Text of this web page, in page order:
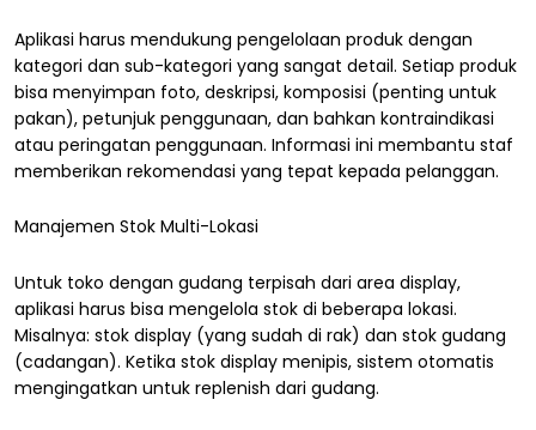
Aplikasi harus mendukung pengelolaan produk dengan
kategori dan sub-kategori yang sangat detail. Setiap produk
bisa menyimpan foto, deskripsi, komposisi (penting untuk
pakan), petunjuk penggunaan, dan bahkan kontraindikasi
atau peringatan penggunaan. Informasi ini membantu staf
memberikan rekomendasi yang tepat kepada pelanggan.
Manajemen Stok Multi-Lokasi
Untuk toko dengan gudang terpisah dari area display,
aplikasi harus bisa mengelola stok di beberapa lokasi.
Misalnya: stok display (yang sudah di rak) dan stok gudang
(cadangan). Ketika stok display menipis, sistem otomatis
mengingatkan untuk replenish dari gudang.